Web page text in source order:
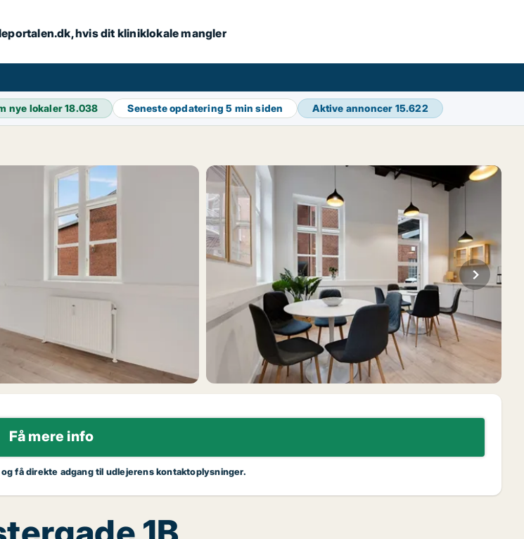
hvis dit kliniklokale mangler
nye lokaler18.038 Seneste opdatering5 min siden Aktive annoncer 15.622
Få mere info
og få direkte adgang til udlejerens kontaktoplysninger.